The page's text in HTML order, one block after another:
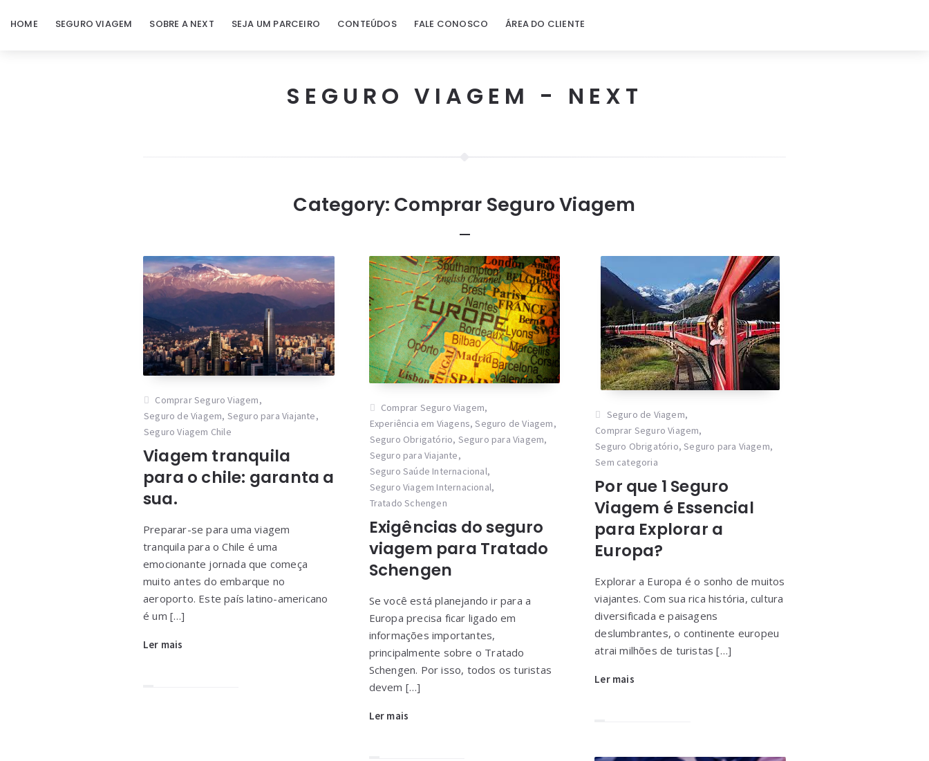
HOME SEGURO VIAGEM SOBRE A NEXT SEJA UM PARCEIRO CONTEÚDOS FALE CONOSCO ÁREA DO CLIENTE
SEGURO VIAGEM - NEXT
Category: Comprar Seguro Viagem
Comprar Seguro Viagem,
Seguro de Viagem, Seguro para Viajante,
Seguro Viagem Chile
Viagem tranquila
para o chile: garanta a
sua.
Preparar-se para uma viagem
tranquila para o Chile é uma
emocionante jornada que começa
muito antes do embarque no
aeroporto. Este país latino-americano
é um […]
Ler mais
Comprar Seguro Viagem,
Experiência em Viagens,Seguro de Viagem,
Seguro Obrigatório, Seguro para Viagem,
Seguro para Viajante,
Seguro Saúde Internacional,
Seguro Viagem Internacional,
Tratado Schengen
Exigências do seguro
viagem para Tratado
Schengen
Se você está planejando ir para a
Europa precisa ficar ligado em
informações importantes,
principalmente sobre o Tratado
Schengen. Por isso, todos os turistas
devem […]
Ler mais
Seguro de Viagem,
Comprar Seguro Viagem,
Seguro Obrigatório,Seguro para Viagem,
Sem categoria
Por que 1 Seguro
Viagem é Essencial
para Explorar a
Europa?
Explorar a Europa é o sonho de muitos
viajantes. Com sua rica história, cultura
diversificada e paisagens
deslumbrantes, o continente europeu
atrai milhões de turistas […]
Ler mais